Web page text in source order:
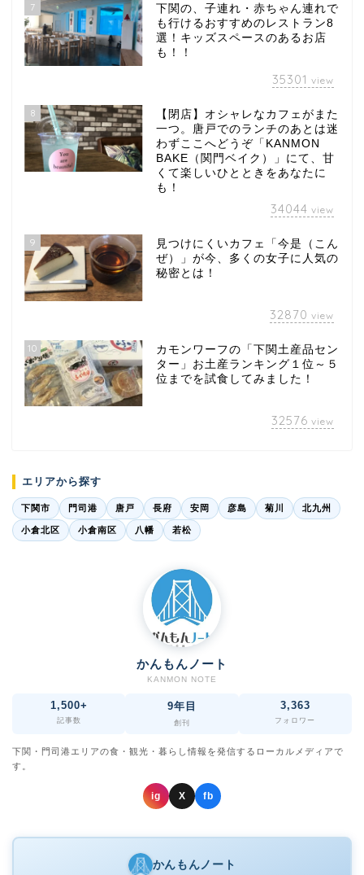
7
下関の、子連れ・赤ちゃん連れで
も行けるおすすめのレストラン8
選！キッズスペースのあるお店
も！！
35301 view
8
【閉店】オシャレなカフェがまた
一つ。唐戸でのランチのあとは迷
わずここへどうぞ「KANMON
BAKE（関門ベイク）」にて、甘
くて楽しいひとときをあなたに
も！
34044 view
9
見つけにくいカフェ「今是（こん
ぜ）」が今、多くの女子に人気の
秘密とは！
32870 view
10
カモンワーフの「下関土産品セン
ター」お土産ランキング１位～５
位までを試食してみました！
32576 view
エリアから探す
下関市 門司港 唐戸 長府 安岡 彦島 菊川 北九州
小倉北区 小倉南区 八幡 若松
かんもんノート
KANMON NOTE
1,500+
記事数
9年目
創刊
3,363
フォロワー
下関・門司港エリアの食・観光・暮らし情報を発信するローカルメディアで
す。
ig X fb
かんもんノート